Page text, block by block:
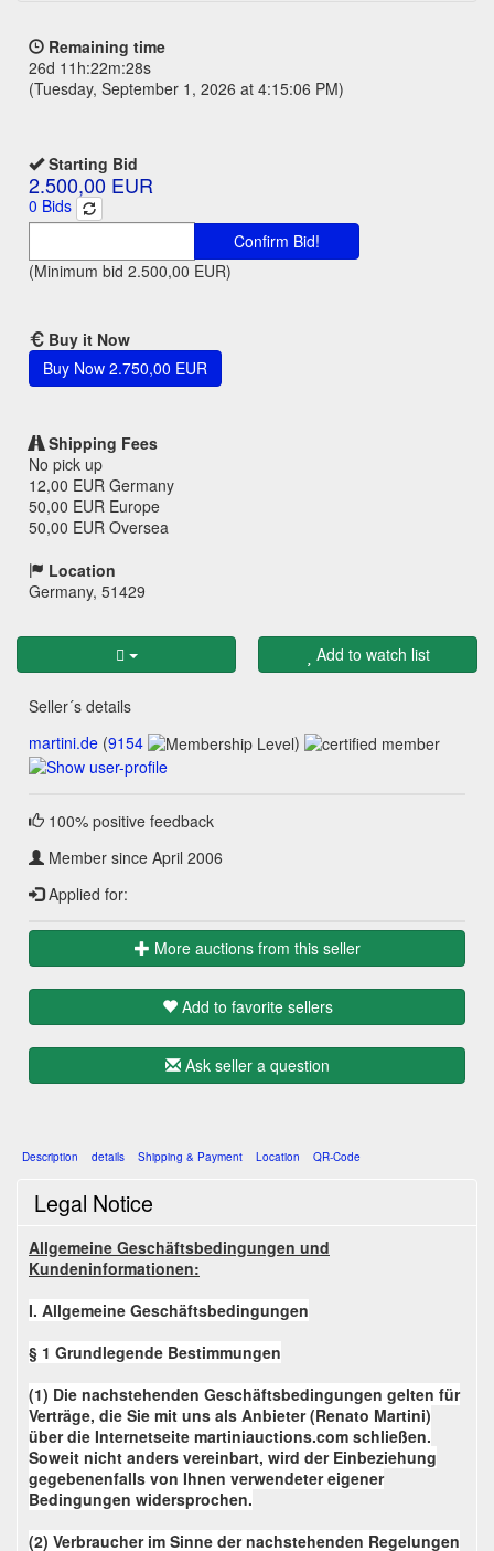
Remaining time
26d 11h:22m:28s
(Tuesday, September 1, 2026 at 4:15:06 PM)
Starting Bid
2.500,00 EUR
0 Bids
Confirm Bid!
(Minimum bid 2.500,00 EUR)
Buy it Now
Buy Now 2.750,00 EUR
Shipping Fees
No pick up
12,00 EUR Germany
50,00 EUR Europe
50,00 EUR Oversea
Location
Germany, 51429
Add to watch list
Seller´s details
martini.de (9154 )
100% positive feedback
Member since April 2006
Applied for:
More auctions from this seller
Add to favorite sellers
Ask seller a question
Description details Shipping & Payment Location QR-Code
Legal Notice
Allgemeine Geschäftsbedingungen und
Kundeninformationen:
I. Allgemeine Geschäftsbedingungen
§ 1 Grundlegende Bestimmungen
(1) Die nachstehenden Geschäftsbedingungen gelten für
Verträge, die Sie mit uns als Anbieter (Renato Martini)
über die Internetseite martiniauctions.com schließen.
Soweit nicht anders vereinbart, wird der Einbeziehung
gegebenenfalls von Ihnen verwendeter eigener
Bedingungen widersprochen.
(2) Verbraucher im Sinne der nachstehenden Regelungen